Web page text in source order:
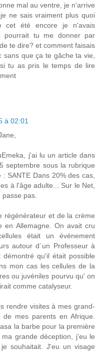
mal au ventre, je n'arrive
ne sais vraiment plus quoi
cet été encore je n'avais
pourrait tu me donner par
te dire? et comment faisais
sans que ça te gâche ta vie,
tu as pris le temps de lire
à 02:01
j'ai lu un article dans
septembre sous la rubrique
SANTE Dans 20% des cas,
à l'âge adulte... Sur le Net,
passe pas.
régénérateur et de la crème
en Allemagne. On avait cru
était un événement
autour d´un Professeur à
qu'il était possible
mon cas les cellules de la
ou juvéniles pourvu qu' on
comme catalyseur.
rendre visites à mes grand-
mes parents en Afrique.
la barbe pour la première
grande déception, j'eu le
souhaitait. J'eu un visage